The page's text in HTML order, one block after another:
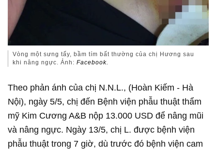
Vòng một sưng tấy, bầm tím bất thường của chị Hương sau
khi nâng ngực. Ảnh:Facebook.
Theo phản ánh của chị N.N.L., (Hoàn Kiếm - Hà
Nội), ngày 5/5, chị đến Bệnh viện phẫu thuật thẩm
mỹ Kim Cương A&B nộp 13.000 USD để nâng mũi
và nâng ngực. Ngày 13/5, chị L. được bệnh viện
phẫu thuật trong 7 giờ, dù trước đó bệnh viện cam